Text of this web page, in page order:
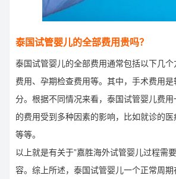
泰国试管婴儿的全部费用贵吗？
泰国试管婴儿的全部费用通常包括以下几
费用、孕期检查费用等。其中，手术费用
分。根据不同情况来看，泰国试管婴儿费
的费用受到多种因素的影响，比如就诊的
等等。
以上就是有关于”嘉胜海外试管婴儿过程需
容。综上所述，泰国试管婴儿一个正常周